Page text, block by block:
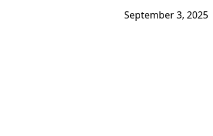
September 3, 2025